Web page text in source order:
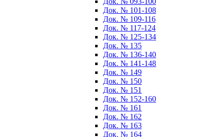
Док. № 101-108
Док. № 109-116
Док. № 117-124
Док. № 125-134
Док. № 135
Док. № 136-140
Док. № 141-148
Док. № 149
Док. № 150
Док. № 151
Док. № 152-160
Док. № 161
Док. № 162
Док. № 163
Док. № 164